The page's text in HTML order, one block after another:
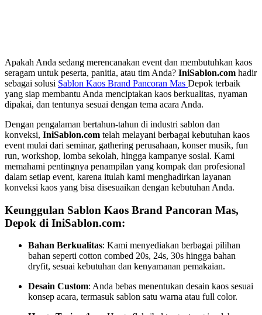
Apakah Anda sedang merencanakan event dan membutuhkan kaos
seragam untuk peserta, panitia, atau tim Anda? IniSablon.com hadir
sebagai solusi Sablon Kaos Brand Pancoran Mas Depok terbaik
yang siap membantu Anda menciptakan kaos berkualitas, nyaman
dipakai, dan tentunya sesuai dengan tema acara Anda.
Dengan pengalaman bertahun-tahun di industri sablon dan
konveksi, IniSablon.com telah melayani berbagai kebutuhan kaos
event mulai dari seminar, gathering perusahaan, konser musik, fun
run, workshop, lomba sekolah, hingga kampanye sosial. Kami
memahami pentingnya penampilan yang kompak dan profesional
dalam setiap event, karena itulah kami menghadirkan layanan
konveksi kaos yang bisa disesuaikan dengan kebutuhan Anda.
Keunggulan Sablon Kaos Brand Pancoran Mas,
Depok di IniSablon.com:
Bahan Berkualitas: Kami menyediakan berbagai pilihan
bahan seperti cotton combed 20s, 24s, 30s hingga bahan
dryfit, sesuai kebutuhan dan kenyamanan pemakaian.
Desain Custom: Anda bebas menentukan desain kaos sesuai
konsep acara, termasuk sablon satu warna atau full color.